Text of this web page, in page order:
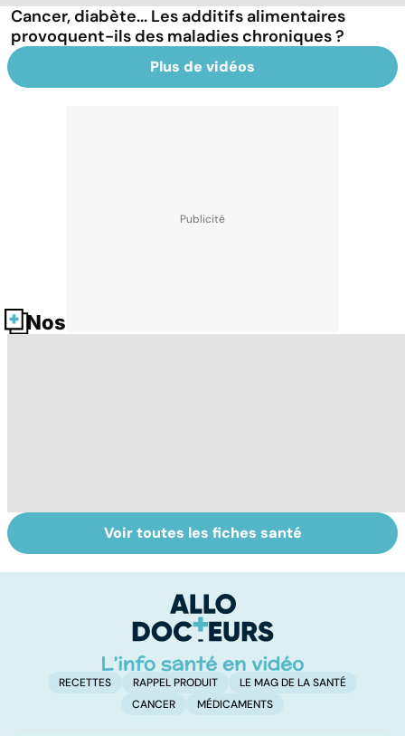
Cancer, diabète... Les additifs alimentaires
provoquent-ils des maladies chroniques ?
Plus de vidéos
Nos fiches santé
HPV : tout savoir
sur les
Cancer : la
fatigue avant
Voir toutes les fiches santé
RECETTES RAPPEL PRODUIT
LE MAG DE LA SANTÉ
CANCER
MÉDICAMENTS